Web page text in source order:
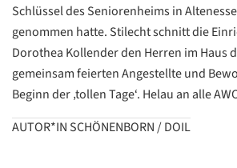
Schlüssel des Seniorenheims in
genommen hatte. Stilecht schnitt die
Dorothea Kollender den Herren im Haus
gemeinsam feierten Angestellte und
Beginn der ‚tollen Tage‘. Helau an alle
AUTOR*IN SCHÖNENBORN / DOIL